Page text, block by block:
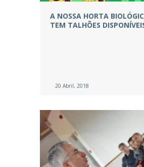
A NOSSA HORTA
TEM TALHÕES
20 Abril, 2018